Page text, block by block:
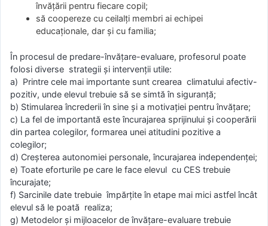
învăţării pentru fiecare copil;
să coopereze cu ceilalţi membri ai echipei
educaţionale, dar şi cu familia;
În procesul de predare-învăţare-evaluare, profesorul poate
folosi diverse strategii şi intervenţii utile:
a) Printre cele mai importante sunt crearea climatului afectiv-
pozitiv, unde elevul trebuie să se simtă în siguranță;
b) Stimularea încrederii în sine şi a motivaţiei pentru învăţare;
c) La fel de importantă este încurajarea sprijinului şi cooperării
din partea colegilor, formarea unei atitudini pozitive a
colegilor;
d) Creşterea autonomiei personale, încurajarea independenţei;
e) Toate eforturile pe care le face elevul cu CES trebuie
încurajate;
f) Sarcinile date trebuie împărţite în etape mai mici astfel încât
elevul să le poată realiza;
g) Metodelor şi mijloacelor de învăţare-evaluare trebuie